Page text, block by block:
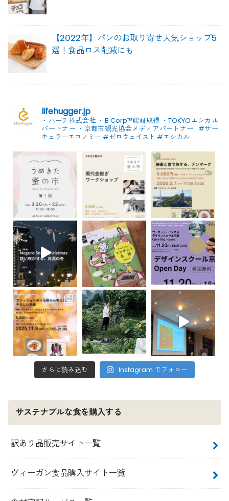
【2022年】パンのお取り寄せ人気ショップ5
選！食品ロス削減にも
lifehugger.jp
・ハーチ株式会社 ・B Corp™認証取得 ・TOKYOエシカル
パートナー ・京都市観光協会メディアパートナー . #サー
キュラーエコノミー #ゼロウェイスト #エシカル
さらに読み込む Instagram でフォロー
サステナブルな食を購入する
訳あり品販売サイト一覧
ヴィーガン食品購入サイト一覧